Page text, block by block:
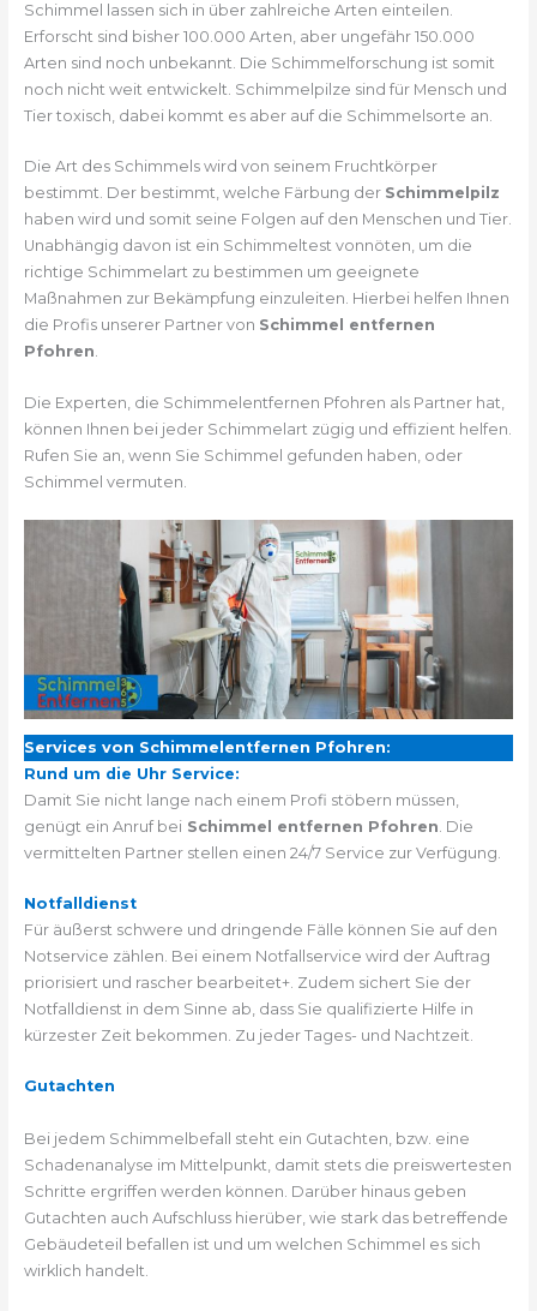
Schimmel lassen sich in über zahlreiche Arten einteilen.
Erforscht sind bisher 100.000 Arten, aber ungefähr 150.000
Arten sind noch unbekannt. Die Schimmelforschung ist somit
noch nicht weit entwickelt. Schimmelpilze sind für Mensch und
Tier toxisch, dabei kommt es aber auf die Schimmelsorte an.
Die Art des Schimmels wird von seinem Fruchtkörper
bestimmt. Der bestimmt, welche Färbung der Schimmelpilz
haben wird und somit seine Folgen auf den Menschen und Tier.
Unabhängig davon ist ein Schimmeltest vonnöten, um die
richtige Schimmelart zu bestimmen um geeignete
Maßnahmen zur Bekämpfung einzuleiten. Hierbei helfen Ihnen
die Profis unserer Partner von Schimmel entfernen
Pfohren.
Die Experten, die Schimmelentfernen Pfohren als Partner hat,
können Ihnen bei jeder Schimmelart zügig und effizient helfen.
Rufen Sie an, wenn Sie Schimmel gefunden haben, oder
Schimmel vermuten.
Services von Schimmelentfernen Pfohren:
Rund um die Uhr Service:
Damit Sie nicht lange nach einem Profi stöbern müssen,
genügt ein Anruf bei Schimmel entfernen Pfohren . Die
vermittelten Partner stellen einen 24/7 Service zur Verfügung.
Notfalldienst
Für äußerst schwere und dringende Fälle können Sie auf den
Notservice zählen. Bei einem Notfallservice wird der Auftrag
priorisiert und rascher bearbeitet+. Zudem sichert Sie der
Notfalldienst in dem Sinne ab, dass Sie qualifizierte Hilfe in
kürzester Zeit bekommen. Zu jeder Tages- und Nachtzeit.
Gutachten
Bei jedem Schimmelbefall steht ein Gutachten, bzw. eine
Schadenanalyse im Mittelpunkt, damit stets die preiswertesten
Schritte ergriffen werden können. Darüber hinaus geben
Gutachten auch Aufschluss hierüber, wie stark das betreffende
Gebäudeteil befallen ist und um welchen Schimmel es sich
wirklich handelt.